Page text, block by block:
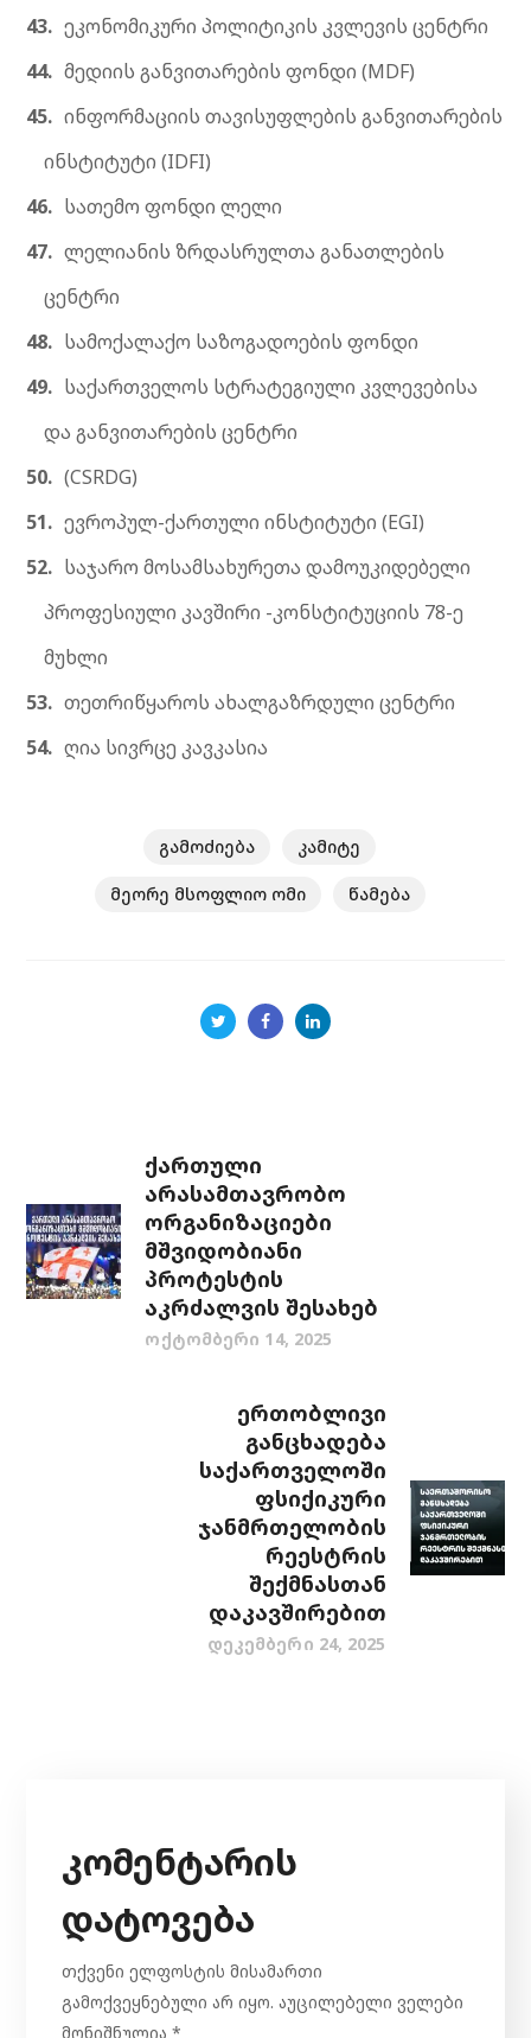
ეკონომიკური პოლიტიკის კვლევის ცენტრი
მედიის განვითარების ფონდი (MDF)
ინფორმაციის თავისუფლების განვითარების
ინსტიტუტი (IDFI)
სათემო ფონდი ლელი
ლელიანის ზრდასრულთა განათლების
ცენტრი
სამოქალაქო საზოგადოების ფონდი
საქართველოს სტრატეგიული კვლევებისა
და განვითარების ცენტრი
(CSRDG)
ევროპულ-ქართული ინსტიტუტი (EGI)
საჯარო მოსამსახურეთა დამოუკიდებელი
პროფესიული კავშირი -კონსტიტუციის 78-ე
მუხლი
თეთრიწყაროს ახალგაზრდული ცენტრი
ღია სივრცე კავკასია
გამოძიება კამიტე
მეორე მსოფლიო ომი წამება
ქართული
არასამთავრობო
ორგანიზაციები
მშვიდობიანი
პროტესტის
აკრძალვის შესახებ
ოქტომბერი 14, 2025
ერთობლივი
განცხადება
საქართველოში
ფსიქიკური
ჯანმრთელობის
რეესტრის
შექმნასთან
დაკავშირებით
დეკემბერი 24, 2025
კომენტარის
დატოვება
თქვენი ელფოსტის მისამართი
გამოქვეყნებული არ იყო. აუცილებელი ველები
მონიშნულია*